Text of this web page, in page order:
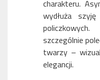
charakteru.
wydłuża
szczególnie
twarzy –
elegancji.